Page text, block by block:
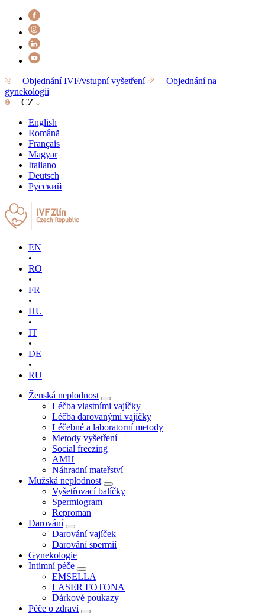
Objednání IVF/vstupní vyšetření
Objednání na
gynekologii
CZ
English
Română
Français
Magyar
Italiano
Deutsch
Русский
EN
•
RO
•
FR
•
HU
•
IT
•
DE
•
RU
Ženská neplodnost
Léčba vlastními vajíčky
Léčba darovanými vajíčky
Léčebné a laboratorní metody
Metody vyšetření
Social freezing
AMH
Náhradní mateřství
Mužská neplodnost
Vyšetřovací balíčky
Spermiogram
Reproman
Darování
Darování vajíček
Darování spermií
Gynekologie
Intimní péče
EMSELLA
LASER FOTONA
Dárkové poukazy
Péče o zdraví